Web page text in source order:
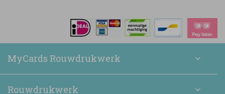
MyCards Rouwdrukwerk
Rouwdrukwerk